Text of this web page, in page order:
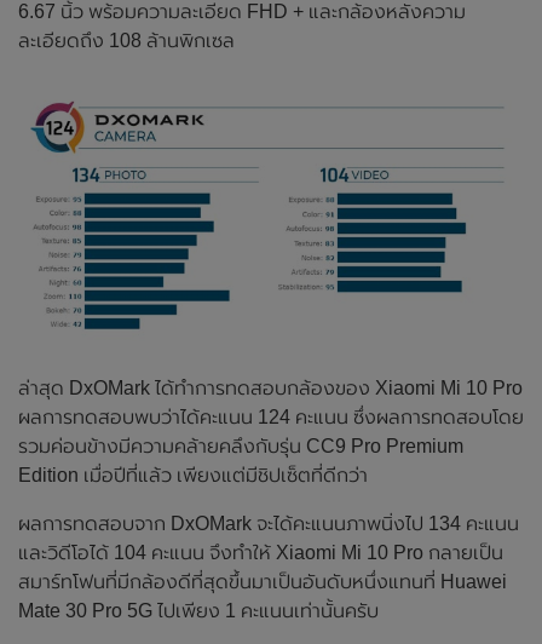
6.67 นิ้ว พร้อมความละเอียด FHD + และกล้องหลังความ
ละเอียดถึง 108 ล้านพิกเซล
ล่าสุด DxOMark ได้ทำการทดสอบกล้องของ Xiaomi Mi 10 Pro
ผลการทดสอบพบว่าได้คะแนน 124 คะแนน ซึ่งผลการทดสอบโดย
รวมค่อนข้างมีความคล้ายคลึงกับรุ่น CC9 Pro Premium
Edition เมื่อปีที่แล้ว เพียงแต่มีชิปเซ็ตที่ดีกว่า
ผลการทดสอบจาก DxOMark จะได้คะแนนภาพนิ่งไป 134 คะแนน
และวิดีโอได้ 104 คะแนน จึงทำให้ Xiaomi Mi 10 Pro กลายเป็น
สมาร์ทโฟนที่มีกล้องดีที่สุดขึ้นมาเป็นอันดับหนึ่งแทนที่ Huawei
Mate 30 Pro 5G ไปเพียง 1 คะแนนเท่านั้นครับ